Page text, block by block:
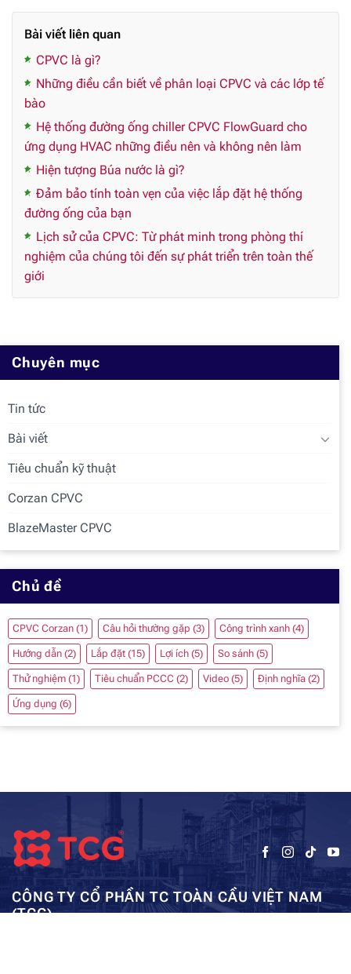
Bài viết liên quan
CPVC là gì?
Những điều cần biết về phân loại CPVC và các lớp tế
bào
Hệ thống đường ống chiller CPVC FlowGuard cho
ứng dụng HVAC những điều nên và không nên làm
Hiện tượng Búa nước là gì?
Đảm bảo tính toàn vẹn của việc lắp đặt hệ thống
đường ống của bạn
Lịch sử của CPVC: Từ phát minh trong phòng thí
nghiệm của chúng tôi đến sự phát triển trên toàn thế
giới
Chuyên mục
Tin tức
Bài viết
Tiêu chuẩn kỹ thuật
Corzan CPVC
BlazeMaster CPVC
Chủ đề
CPVC Corzan (1) Câu hỏi thường gặp (3) Công trình xanh (4)
Hướng dẫn (2) Lắp đặt (15) Lợi ích (5) So sánh (5)
Thử nghiệm (1) Tiêu chuẩn PCCC (2) Video (5) Định nghĩa (2)
Ứng dụng (6)
CÔNG TY CỔ PHẦN TC TOÀN CẦU VIỆT NAM
(TCG)